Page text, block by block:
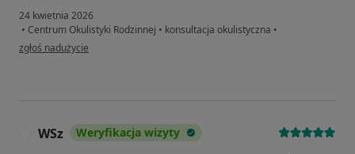
24 kwietnia 2026
• Centrum Okulistyki Rodzinnej • konsultacja okulistyczna •
w opinii użytkownika Marcin
zgłoś nadużycie
WSz Weryfikacja wizyty